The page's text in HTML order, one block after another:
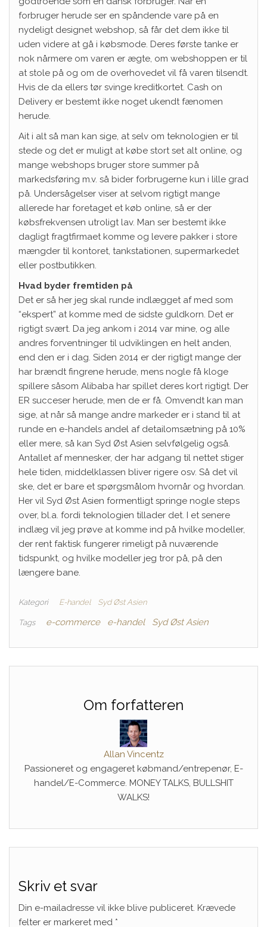
forbruger herude ser en spåndende vare på en
nydeligt designet webshop, så får det dem ikke til
uden videre at gå i købsmode. Deres første tanke er
nok nårmere om varen er ægte, om webshoppen er til
at stole på og om de overhovedet vil få varen tilsendt.
Hvis de da ellers tør svinge kreditkortet. Cash on
Delivery er bestemt ikke noget ukendt fænomen
herude.
Ait i alt så man kan sige, at selv om teknologien er til
stede og det er muligt at købe stort set alt online, og
mange webshops bruger store summer på
markedsføring m.v. så bider forbrugerne kun i lille grad
på. Undersågelser viser at selvom rigtigt mange
allerede har foretaget et køb online, så er der
købsfrekvensen utroligt lav. Man ser bestemt ikke
dagligt fragtfirmaet komme og levere pakker i store
mængder til kontoret, tankstationen, supermarkedet
eller postbutikken.
Hvad byder fremtiden på
Det er så her jeg skal runde indlægget af med som
“ekspert” at komme med de sidste guldkorn. Det er
rigtigt svært. Da jeg ankom i 2014 var mine, og alle
andres forventninger til udviklingen en helt anden,
end den er i dag. Siden 2014 er der rigtigt mange der
har brændt fingrene herude, mens nogle få kloge
spillere såsom Alibaba har spillet deres kort rigtigt. Der
ER succeser herude, men de er få. Omvendt kan man
sige, at når så mange andre markeder er i stand til at
runde en e-handels andel af detailomsætning på 10%
eller mere, så kan Syd Øst Asien selvfølgelig også.
Antallet af mennesker, der har adgang til nettet stiger
hele tiden, middelklassen bliver rigere osv. Så det vil
ske, det er bare et spørgsmålom hvornår og hvordan.
Her vil Syd Øst Asien formentligt springe nogle steps
over, bl.a. fordi teknologien tillader det. I et senere
indlæg vil jeg prøve at komme ind på hvilke modeller,
der rent faktisk fungerer rimeligt på nuværende
tidspunkt, og hvilke modeller jeg tror på, på den
længere bane.
Kategori E-handel Syd Øst Asien
Tags e-commerce e-handel Syd Øst Asien
Om forfatteren
Allan Vincentz
Passioneret og engageret købmand/entrepenør, E-
handel/E-Commerce. MONEY TALKS, BULLSHIT
WALKS!
Skriv et svar
Din e-mailadresse vil ikke blive publiceret. Krævede
felter er markeret med *